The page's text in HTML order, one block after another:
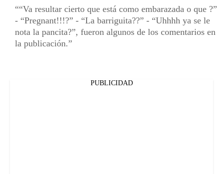
“Va resultar cierto que está como embarazada o que ?”
- “Pregnant!!!?” - “La barriguita??” - “Uhhhh ya se le
nota la pancita?”, fueron algunos de los comentarios en
la publicación.
PUBLICIDAD